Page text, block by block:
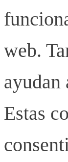
web.
ayudan
Estas